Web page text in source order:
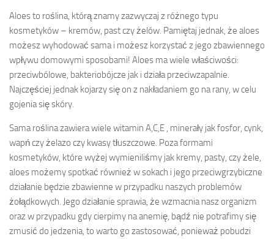
Aloes to roślina, którą znamy zazwyczaj z różnego typu
kosmetyków – kremów, past czy żelów. Pamiętaj jednak, że aloes
możesz wyhodować sama i możesz korzystać z jego zbawiennego
wpływu domowymi sposobami! Aloes ma wiele właściwości:
przeciwbólowe, bakteriobójcze jak i działa przeciwzapalnie.
Najczęściej jednak kojarzy się on z nakładaniem go na rany, w celu
gojenia się skóry.
Sama roślina zawiera wiele witamin A,C,E , minerały jak fosfor, cynk,
wapń czy żelazo czy kwasy tłuszczowe. Poza formami
kosmetyków, które wyżej wymieniliśmy jak kremy, pasty, czy żele,
aloes możemy spotkać również w sokach i jego przeciwgrzybiczne
działanie będzie zbawienne w przypadku naszych problemów
żołądkowych. Jego działanie sprawia, że wzmacnia nasz organizm
oraz w przypadku gdy cierpimy na anemię, bądź nie potrafimy się
zmusić do jedzenia, to warto go zastosować, ponieważ pobudzi